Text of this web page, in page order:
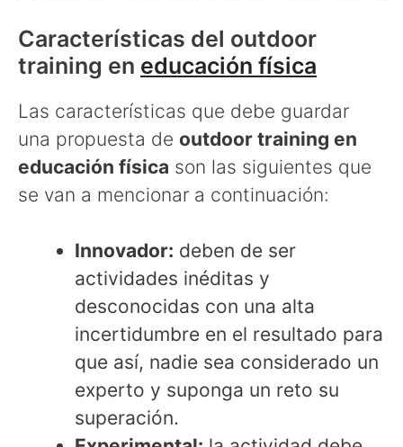
Características del outdoor
training en educación física
Las características que debe guardar
una propuesta de outdoor training en
educación física son las siguientes que
se van a mencionar a continuación:
Innovador: deben de ser
actividades inéditas y
desconocidas con una alta
incertidumbre en el resultado para
que así, nadie sea considerado un
experto y suponga un reto su
superación.